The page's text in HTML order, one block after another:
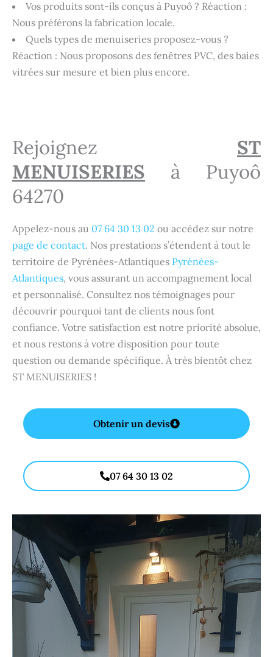
Vos produits sont-ils conçus à Puyoô ? Réaction :
Nous préférons la fabrication locale.
Quels types de menuiseries proposez-vous ?
Réaction : Nous proposons des fenêtres PVC, des baies
vitrées sur mesure et bien plus encore.
Rejoignez ST
MENUISERIES à Puyoô
64270
Appelez-nous au 07 64 30 13 02 ou accédez sur notre
page de contact. Nos prestations s’étendent à tout le
territoire de Pyrénées-Atlantiques Pyrénées-
Atlantiques, vous assurant un accompagnement local
et personnalisé. Consultez nos témoignages pour
découvrir pourquoi tant de clients nous font
confiance. Votre satisfaction est notre priorité absolue,
et nous restons à votre disposition pour toute
question ou demande spécifique. À très bientôt chez
ST MENUISERIES !
Obtenir un devis
07 64 30 13 02